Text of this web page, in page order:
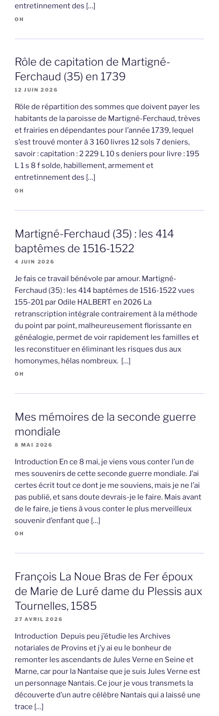
entretinnement des […]
OH
Rôle de capitation de Martigné-
Ferchaud (35) en 1739
12 JUIN 2026
Rôle de répartition des sommes que doivent payer les
habitants de la paroisse de Martigné-Ferchaud, trèves
et frairies en dépendantes pour l’année 1739, lequel
s’est trouvé monter à 3 160 livres 12 sols 7 deniers,
savoir : capitation : 2 229 L 10 s deniers pour livre : 195
L 1 s 8 f solde, habillement, armement et
entretinnement des […]
OH
Martigné-Ferchaud (35) : les 414
baptêmes de 1516-1522
4 JUIN 2026
Je fais ce travail bénévole par amour. Martigné-
Ferchaud (35) : les 414 baptêmes de 1516-1522 vues
155-201 par Odile HALBERT en 2026 La
retranscription intégrale contrairement à la méthode
du point par point, malheureusement florissante en
généalogie, permet de voir rapidement les familles et
les reconstituer en éliminant les risques dus aux
homonymes, hélas nombreux. […]
OH
Mes mémoires de la seconde guerre
mondiale
8 MAI 2026
Introduction En ce 8 mai, je viens vous conter l’un de
mes souvenirs de cette seconde guerre mondiale. J’ai
certes écrit tout ce dont je me souviens, mais je ne l’ai
pas publié, et sans doute devrais-je le faire. Mais avant
de le faire, je tiens à vous conter le plus merveilleux
souvenir d’enfant que […]
OH
François La Noue Bras de Fer époux
de Marie de Luré dame du Plessis aux
Tournelles, 1585
27 AVRIL 2026
Introduction Depuis peu j’étudie les Archives
notariales de Provins et j’y ai eu le bonheur de
remonter les ascendants de Jules Verne en Seine et
Marne, car pour la Nantaise que je suis Jules Verne est
un personnage Nantais. Ce jour je vous transmets la
découverte d’un autre célèbre Nantais qui a laissé une
trace […]